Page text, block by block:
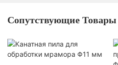
Сопутствующие Товары